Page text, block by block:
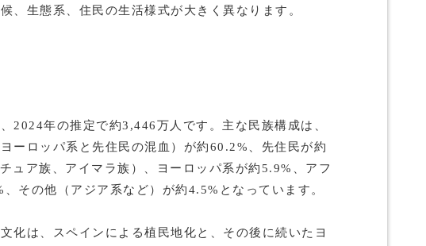
、生態系、住民の生活様式が大きく異なります。
2024年の推定で約3,446万人です。主な民族構成は、
ーロッパ系と先住民の混血）が約60.2%、先住民が約
ュア族、アイマラ族）、ヨーロッパ系が約5.9%、アフ
、その他（アジア系など）が約4.5%となっています。
化は、スペインによる植民地化と、その後に続いたヨ